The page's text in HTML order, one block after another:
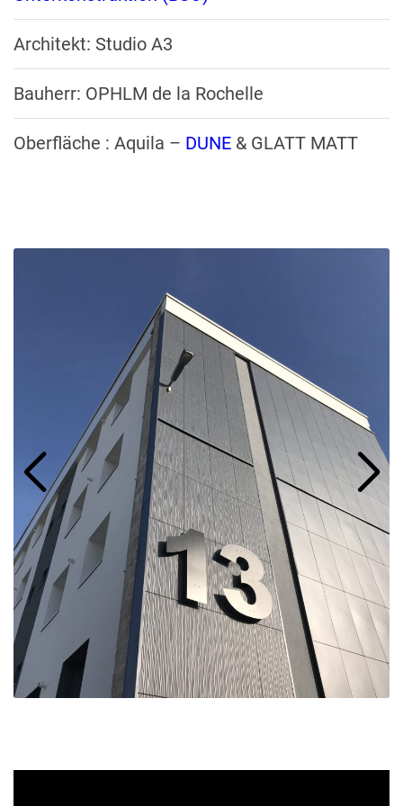
Architekt: Studio A3
Bauherr: OPHLM de la Rochelle
Oberfläche : Aquila – DUNE & GLATT MATT